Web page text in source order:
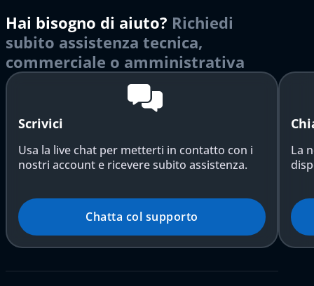
Hai bisogno di aiuto? Richiedi
subito assistenza tecnica,
commerciale o amministrativa
Scrivici
Usa la live chat per metterti in contatto con i
nostri account e ricevere subito assistenza.
Chatta col supporto
La